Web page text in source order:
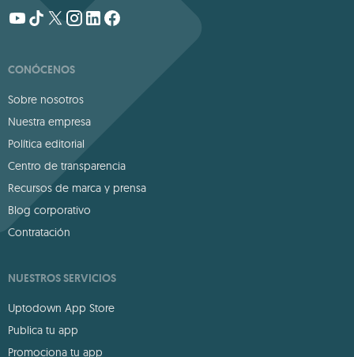
CONÓCENOS
Sobre nosotros
Nuestra empresa
Política editorial
Centro de transparencia
Recursos de marca y prensa
Blog corporativo
Contratación
NUESTROS SERVICIOS
Uptodown App Store
Publica tu app
Promociona tu app